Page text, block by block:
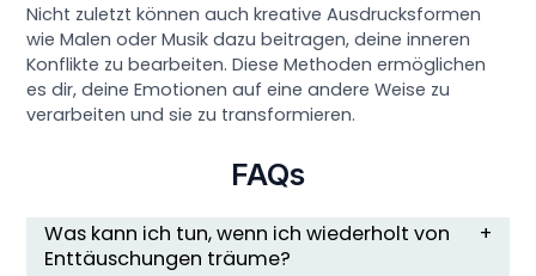
Nicht zuletzt können auch kreative Ausdrucksformen
wie Malen oder Musik dazu beitragen, deine inneren
Konflikte zu bearbeiten. Diese Methoden ermöglichen
es dir, deine Emotionen auf eine andere Weise zu
verarbeiten und sie zu transformieren.
FAQs
Was kann ich tun, wenn ich wiederholt von
Enttäuschungen träume?